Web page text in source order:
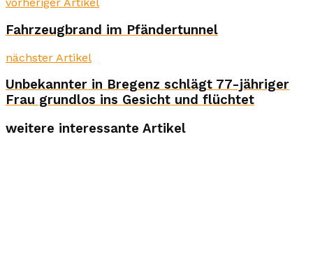
Fahrzeugbrand im Pfändertunnel
nächster Artikel
Unbekannter in Bregenz schlägt 77-jähriger
Frau grundlos ins Gesicht und flüchtet
weitere interessante Artikel